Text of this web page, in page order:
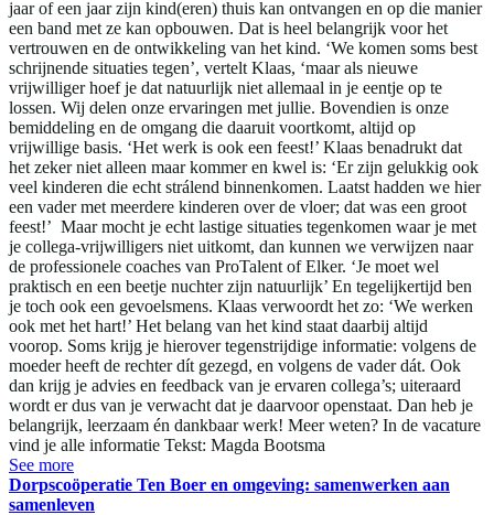
jaar of een jaar zijn kind(eren) thuis kan ontvangen en op die manier
een band met ze kan opbouwen. Dat is heel belangrijk voor het
vertrouwen en de ontwikkeling van het kind. ‘We komen soms best
schrijnende situaties tegen’, vertelt Klaas, ‘maar als nieuwe
vrijwilliger hoef je dat natuurlijk niet allemaal in je eentje op te
lossen. Wij delen onze ervaringen met jullie. Bovendien is onze
bemiddeling en de omgang die daaruit voortkomt, altijd op
vrijwillige basis. ‘Het werk is ook een feest!’ Klaas benadrukt dat
het zeker niet alleen maar kommer en kwel is: ‘Er zijn gelukkig ook
veel kinderen die echt strálend binnenkomen. Laatst hadden we hier
een vader met meerdere kinderen over de vloer; dat was een groot
feest!’ Maar mocht je echt lastige situaties tegenkomen waar je met
je collega-vrijwilligers niet uitkomt, dan kunnen we verwijzen naar
de professionele coaches van ProTalent of Elker. ‘Je moet wel
praktisch en een beetje nuchter zijn natuurlijk’ En tegelijkertijd ben
je toch ook een gevoelsmens. Klaas verwoordt het zo: ‘We werken
ook met het hart!’ Het belang van het kind staat daarbij altijd
voorop. Soms krijg je hierover tegenstrijdige informatie: volgens de
moeder heeft de rechter dít gezegd, en volgens de vader dát. Ook
dan krijg je advies en feedback van je ervaren collega’s; uiteraard
wordt er dus van je verwacht dat je daarvoor openstaat. Dan heb je
belangrijk, leerzaam én dankbaar werk! Meer weten? In de vacature
vind je alle informatie Tekst: Magda Bootsma
See more
Dorpscoöperatie Ten Boer en omgeving: samenwerken aan
samenleven